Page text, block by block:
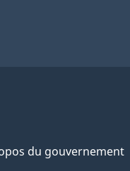
du gouvernement